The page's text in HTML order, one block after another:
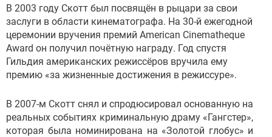
В 2003 году Скотт был посвящён в рыцари за свои
заслуги в области кинематографа. На 30-й ежегодной
церемонии вручения премий American Cinematheque
Award он получил почётную награду. Год спустя
Гильдия американских режиссёров вручила ему
премию «за жизненные достижения в режиссуре».
В 2007-м Скотт снял и спродюсировал основанную на
реальных событиях криминальную драму «Гангстер»,
которая была номинирована на «Золотой глобус» и